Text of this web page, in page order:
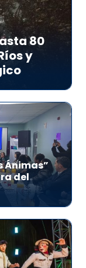
80
y
Ánimas”
del